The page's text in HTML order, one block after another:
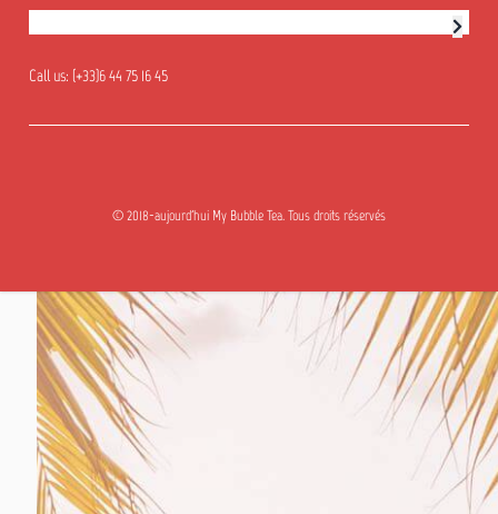
Call us: (+33)6 44 75 16 45
© 2018-aujourd'hui My Bubble Tea. Tous droits réservés